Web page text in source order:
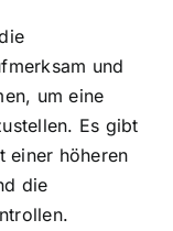
und
um eine
Es gibt
einer höheren
die